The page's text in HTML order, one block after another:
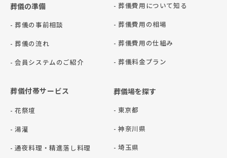
葬儀の準備
- 葬儀の事前相談
- 葬儀の流れ
- 会員システムのご紹介
- 葬儀費用について知る
- 葬儀費用の相場
- 葬儀費用の仕組み
- 葬儀料金プラン
葬儀付帯サービス
- 花祭壇
- 湯灌
- 通夜料理・精進落し料理
葬儀場を探す
- 東京都
- 神奈川県
- 埼玉県